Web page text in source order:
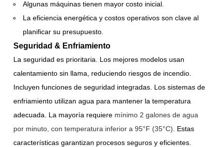
Algunas máquinas tienen mayor costo inicial.
La eficiencia energética y costos operativos son clave al
planificar su presupuesto.
Seguridad & Enfriamiento
La seguridad es prioritaria. Los mejores modelos usan
calentamiento sin llama, reduciendo riesgos de incendio.
Incluyen funciones de seguridad integradas. Los sistemas de
enfriamiento utilizan agua para mantener la temperatura
adecuada. La mayoría requiere mínimo 2 galones de agua
por minuto, con temperatura inferior a 95°F (35°C) . Estas
características garantizan procesos seguros y eficientes.